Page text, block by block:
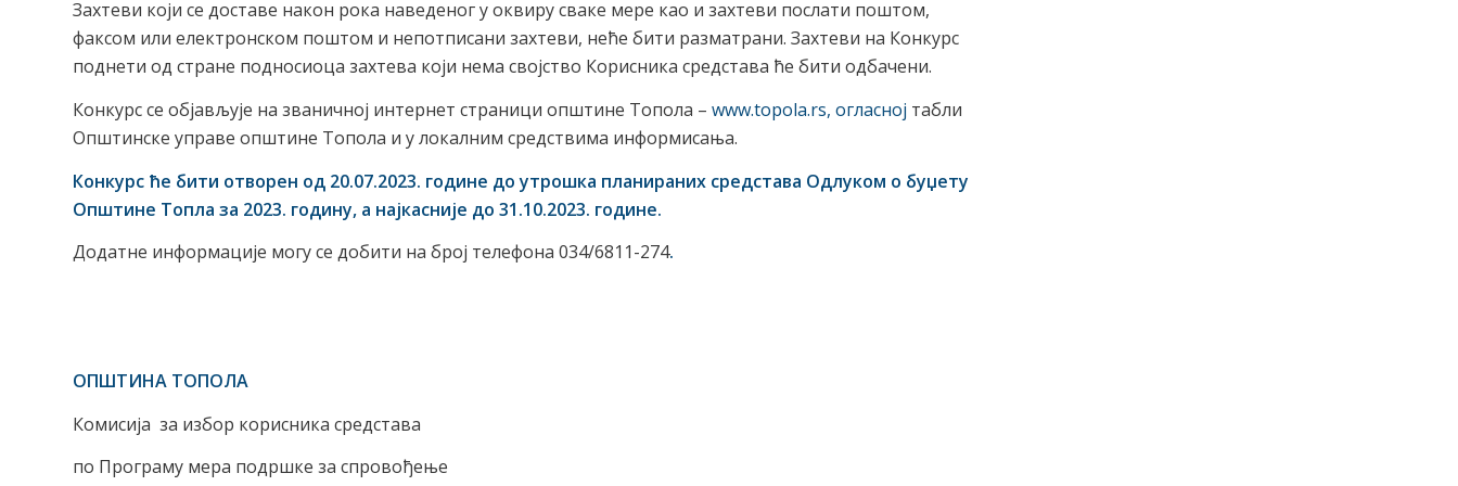
Захтеви који се доставе након рока наведеног у оквиру сваке мере као и захтеви послати поштом,
факсом или електронском поштом и непотписани захтеви, неће бити разматрани. Захтеви на Конкурс
поднети од стране подносиоца захтева који нема својство Корисника средстава ће бити одбачени.
Конкурс се објављује на званичној интернет страници општине Топола – www.topola.rs, огласној табли
Општинске управе општине Топола и у локалним средствима информисања.
Конкурс ће бити отворен од 20.07.2023. године до утрошка планираних средстава Одлуком о буџету
Општине Топла за 2023. годину, а најкасније до 31.10.2023. године.
Додатне информације могу се добити на број телефона 034/6811-274.
ОПШТИНА ТОПОЛА
Комисија за избор корисника средстава
по Програму мера подршке за спровођење